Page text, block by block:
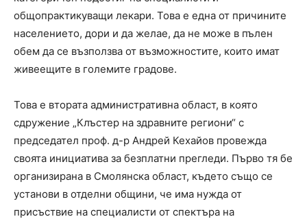
общопрактикуващи лекари. Това е една от причините
населението, дори и да желае, да не може в пълен
обем да се възползва от възможностите, които имат
живеещите в големите градове.
Това е втората административна област, в която
сдружение „Клъстер на здравните региони“ с
председател проф. д-р Андрей Кехайов провежда
своята инициатива за безплатни прегледи. Първо тя бе
организирана в Смолянска област, където също се
установи в отделни общини, че има нужда от
присъствие на специалисти от спектъра на